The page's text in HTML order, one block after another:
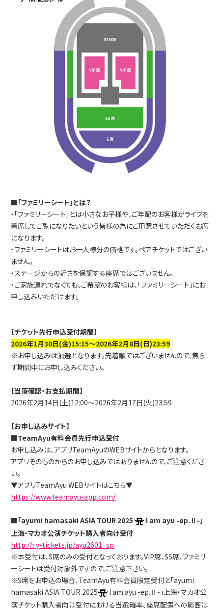
■「ファミリーシート」とは？
・「ファミリーシート」とは小さなお子様や、ご年配のお客様がライブを
着席してご覧になりたいという皆様の為にご用意させていただくお席
になります。
・ファミリーシートはお一人様分の価格です。ペアチケットではござい
ません。
・ステージからの近さを保証する座席ではございません。
・ご家族連れでなくても、ご希望のお客様は、「ファミリーシート」にお
申し込みいただけます。
【チケット先行申込受付期間】
2026年1月30日(金)15:15～2026年2月8日(日)23:59
※お申し込みは抽選となります。先着順ではございませんので、焦ら
ず期間中にお申し込みください。
【当落確認・お支払期間】
2026年2月14日(土)12:00～2026年2月17日(火)23:59
【お申し込みサイト】
■TeamAyu有料会員先行申込受付
お申し込みは、アプリTeamAyuのWEBサイトからとなります。
アプリそのものからのお申し込みではありませんので、ご注意くださ
い。
▼アプリTeamAyu WEBサイトはこちら▼
https://www.teamayu-app.com/
■「ayumi hamasaki ASIA TOUR 2025
I am ayu -ep.Ⅱ-」
上海・マカオ公演チケット購入者向け受付
http://r.y-tickets.jp/ayu2601_sp
※本受付は、S席のみの受付となっております。VIP席、SS席、ファミリ
ーシートは受付対象外ですので、ご注意下さい。
※S席をお申込の場合、TeamAyu有料会員限定受付と「ayumi
hamasaki ASIA TOUR 2025
I am ayu -ep.Ⅱ-」上海・マカオ公
演チケット購入者向け受付における当選確率、座席配置への影響は